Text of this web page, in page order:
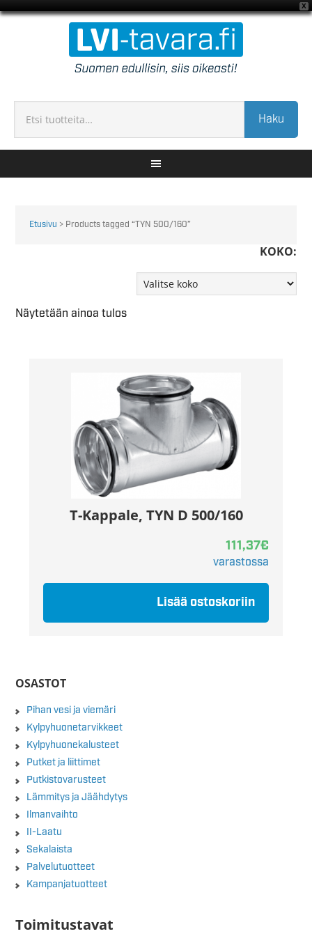
X
Haku
Etusivu > Products tagged “TYN 500/160”
KOKO:
Näytetään ainoa tulos
T-Kappale, TYN D 500/160
111,37€
varastossa
Lisää ostoskoriin
OSASTOT
Pihan vesi ja viemäri
Kylpyhuonetarvikkeet
Kylpyhuonekalusteet
Putket ja liittimet
Putkistovarusteet
Lämmitys ja Jäähdytys
Ilmanvaihto
II-Laatu
Sekalaista
Palvelutuotteet
Kampanjatuotteet
Toimitustavat